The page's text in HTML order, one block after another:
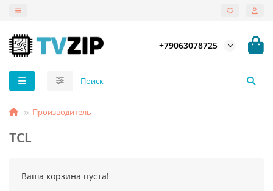
+79063078725
Производитель
TCL
Ваша корзина пуста!